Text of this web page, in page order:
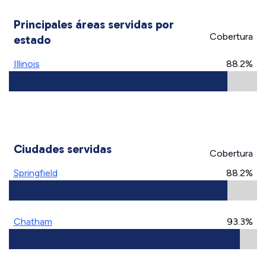
Principales áreas servidas por
estado
Cobertura
Illinois 88.2%
Ciudades servidas
Cobertura
Springfield
88.2%
Chatham 93.3%